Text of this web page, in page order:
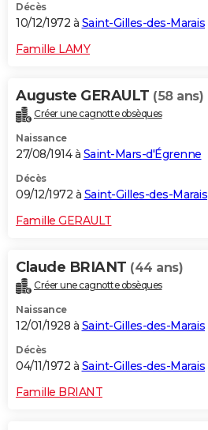
Décès
10/12/1972 à Saint-Gilles-des-Marais
Famille LAMY
Auguste GERAULT (58 ans)
Créer une cagnotte obsèques
Naissance
27/08/1914 à Saint-Mars-d'Égrenne
Décès
09/12/1972 à Saint-Gilles-des-Marais
Famille GERAULT
Claude BRIANT (44 ans)
Créer une cagnotte obsèques
Naissance
12/01/1928 à Saint-Gilles-des-Marais
Décès
04/11/1972 à Saint-Gilles-des-Marais
Famille BRIANT